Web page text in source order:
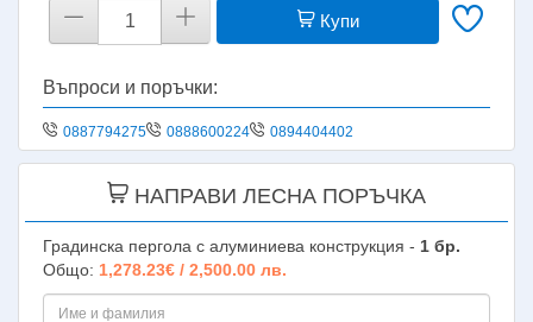
Купи
Въпроси и поръчки:
0887794275 0888600224 0894404402
НАПРАВИ ЛЕСНА ПОРЪЧКА
Градинска пергола с алуминиева конструкция - 1 бр.
Общо: 1,278.23€ / 2,500.00 лв.